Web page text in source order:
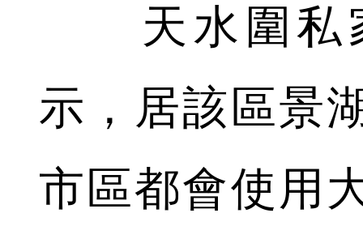
天水圍私
示，居該區景
市區都會使用